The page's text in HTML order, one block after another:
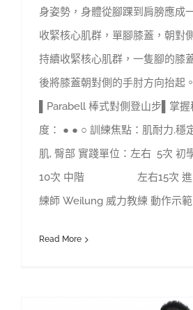
身姿勢，身體從腳踝到肩膀應成
收緊核心肌群，單腳膝蓋，朝對
持續收緊核心肌群，一隻腳的膝
後將膝蓋朝對側的手肘方向抬起
▌Parabell 棒式對側登山步▌
度： ● ● ○ 訓練焦點：肌耐力.穩
肌, 臀部 實踐單位：左右
10次 中階 左右15次 進階
練師 Weilung 威力教練 動作示範
Read More